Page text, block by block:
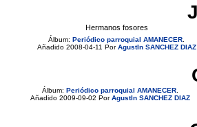
Hermanos fosores
Álbum: Periódico parroquial AMANECER
Añadido 2008-04-11 PorAgustIn SANCHEZ DIAZ
Álbum: Periódico parroquial AMANECER
Añadido 2009-09-02 PorAgustIn SANCHEZ DIAZ